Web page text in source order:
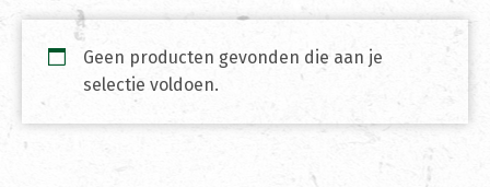
Geen producten gevonden die aan je
selectie voldoen.